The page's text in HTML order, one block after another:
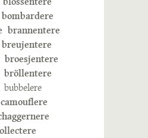
bombardere
brannentere
breujentere
broesjentere
bröllentere
bubbelere
camouflere